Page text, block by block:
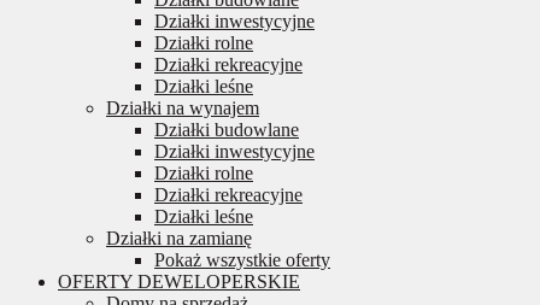
Działki inwestycyjne
Działki rolne
Działki rekreacyjne
Działki leśne
Działki na wynajem
Działki budowlane
Działki inwestycyjne
Działki rolne
Działki rekreacyjne
Działki leśne
Działki na zamianę
Pokaż wszystkie oferty
OFERTY DEWELOPERSKIE